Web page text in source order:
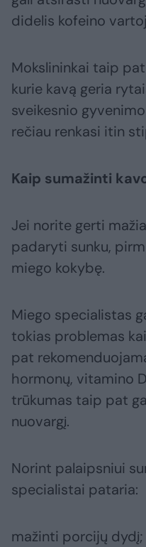
didelis kofeino
Mokslininkai taip
kurie kavą geria
sveikesnio
rečiau renkasi itin
Kaip sumažinti
Jei norite gerti
padaryti sunku,
miego kokybę.
Miego specialistas
tokias problemas
pat
hormonų, vitamino
trūkumas taip pat
nuovargį.
Norint palaipsniui
specialistai pataria:
mažinti porcijų